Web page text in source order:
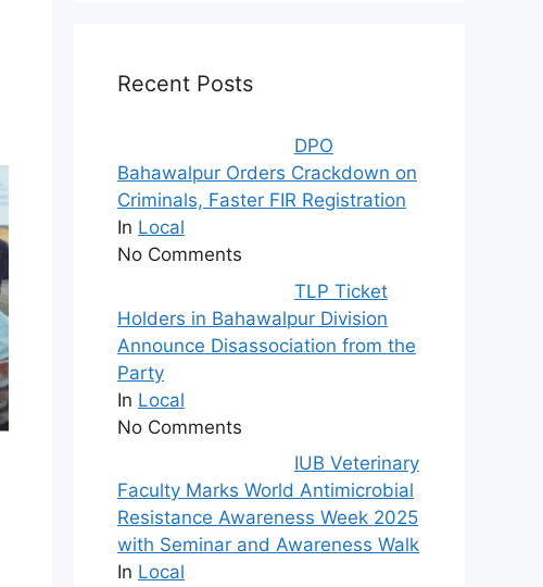
Recent Posts
DPO
Bahawalpur Orders Crackdown on
Criminals, Faster FIR Registration
In Local
No Comments
TLP Ticket
Holders in Bahawalpur Division
Announce Disassociation from the
Party
In Local
No Comments
IUB Veterinary
Faculty Marks World Antimicrobial
Resistance Awareness Week 2025
with Seminar and Awareness Walk
In Local